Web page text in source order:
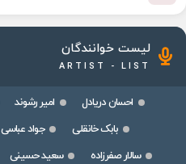
لیست خوانندگان
ARTIST - LIST
احسان دریادل امیر رشوند
بابک خانقلی
جواد عباسی
سالار صفرزاده
سعید حسینی